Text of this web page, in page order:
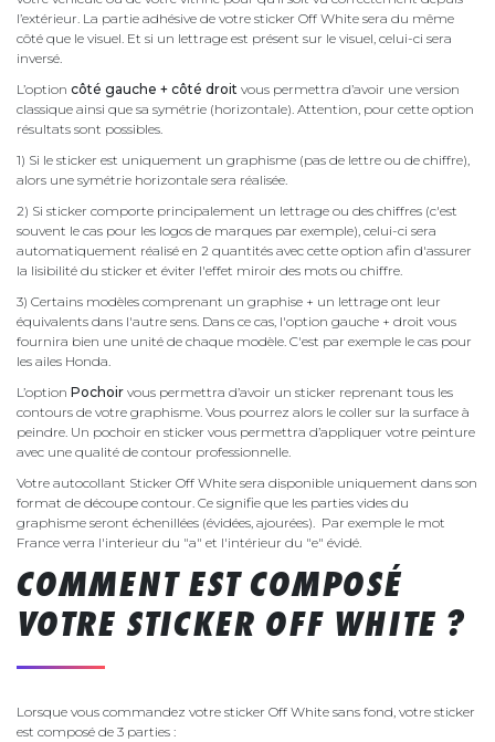
l’extérieur. La partie adhésive de votre sticker Off White sera du même
côté que le visuel. Et si un lettrage est présent sur le visuel, celui-ci sera
inversé.
L’option côté gauche + côté droit vous permettra d’avoir une version
classique ainsi que sa symétrie (horizontale). Attention, pour cette option
résultats sont possibles.
1) Si le sticker est uniquement un graphisme (pas de lettre ou de chiffre),
alors une symétrie horizontale sera réalisée.
2) Si sticker comporte principalement un lettrage ou des chiffres (c'est
souvent le cas pour les logos de marques par exemple), celui-ci sera
automatiquement réalisé en 2 quantités avec cette option afin d'assurer
la lisibilité du sticker et éviter l'effet miroir des mots ou chiffre.
3) Certains modèles comprenant un graphise + un lettrage ont leur
équivalents dans l'autre sens. Dans ce cas, l'option gauche + droit vous
fournira bien une unité de chaque modèle. C'est par exemple le cas pour
les ailes Honda.
L’option Pochoir vous permettra d’avoir un sticker reprenant tous les
contours de votre graphisme. Vous pourrez alors le coller sur la surface à
peindre. Un pochoir en sticker vous permettra d’appliquer votre peinture
avec une qualité de contour professionnelle.
Votre autocollant Sticker Off White sera disponible uniquement dans son
format de découpe contour. Ce signifie que les parties vides du
graphisme seront échenillées (évidées, ajourées). Par exemple le mot
France verra l'interieur du "a" et l'intérieur du "e" évidé.
COMMENT EST COMPOSÉ
VOTRE STICKER OFF WHITE ?
Lorsque vous commandez votre sticker Off White sans fond, votre sticker
est composé de 3 parties :